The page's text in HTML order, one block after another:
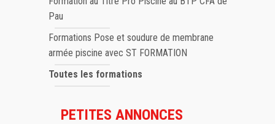
Pau
Formations Pose et soudure de membrane
armée piscine avec ST FORMATION
Toutes les formations
PETITES ANNONCES